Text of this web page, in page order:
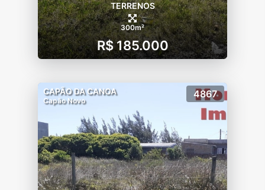
TERRENOS
300m²
R$ 185.000
CAPÃO DA CANOA
Capão Novo
4867